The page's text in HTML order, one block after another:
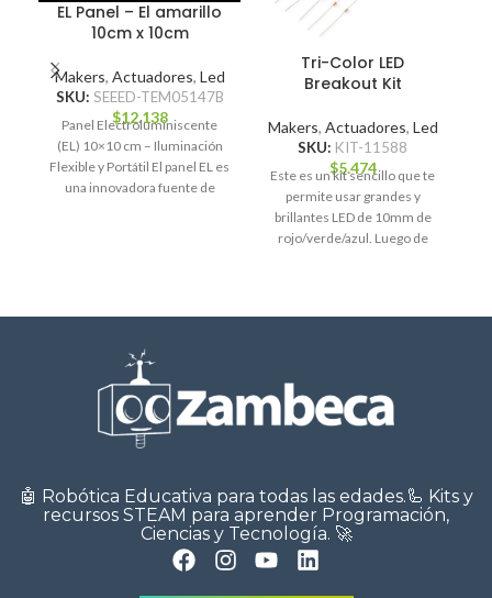
EL Panel – El amarillo
10cm x 10cm
Makers, Actuadores, Led
SKU: SEEED-TEM05147B
$12.138
Panel Electroluminiscente
(EL) 10×10 cm – Iluminación
Flexible y Portátil El panel EL es
una innovadora fuente de
Tri-Color LED
Breakout Kit
Makers, Actuadores, Led
SKU: KIT-11588
$5.474
Este es un kit sencillo que te
permite usar grandes y
brillantes LED de 10mm de
rojo/verde/azul. Luego de
🤖 Robótica Educativa para todas las edades.🦾 Kits y
recursos STEAM para aprender Programación,
Ciencias y Tecnología. 🚀